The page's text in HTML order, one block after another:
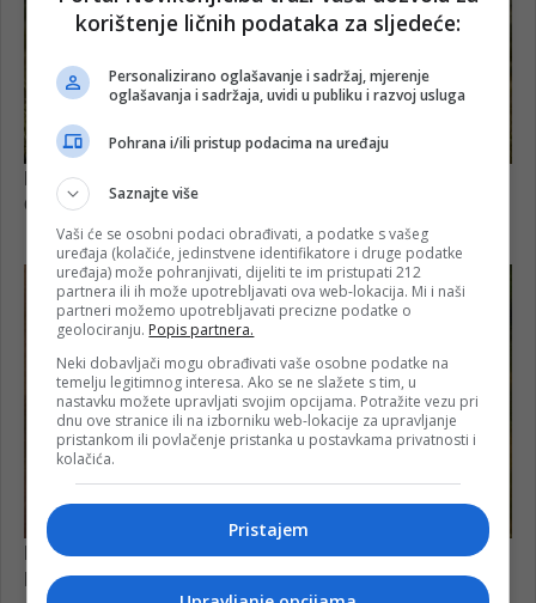
korištenje ličnih podataka za sljedeće:
Personalizirano oglašavanje i sadržaj, mjerenje
oglašavanja i sadržaja, uvidi u publiku i razvoj usluga
Pohrana i/ili pristup podacima na uređaju
Saznajte više
Vaši će se osobni podaci obrađivati, a podatke s vašeg
uređaja (kolačiće, jedinstvene identifikatore i druge podatke
uređaja) može pohranjivati, dijeliti te im pristupati 212
partnera ili ih može upotrebljavati ova web-lokacija. Mi i naši
partneri možemo upotrebljavati precizne podatke o
geolociranju. Popis partnera.
Neki dobavljači mogu obrađivati vaše osobne podatke na
temelju legitimnog interesa. Ako se ne slažete s tim, u
nastavku možete upravljati svojim opcijama. Potražite vezu pri
dnu ove stranice ili na izborniku web-lokacije za upravljanje
pristankom ili povlačenje pristanka u postavkama privatnosti i
kolačića.
Pristajem